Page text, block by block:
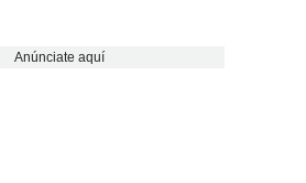
Anúnciate aquí